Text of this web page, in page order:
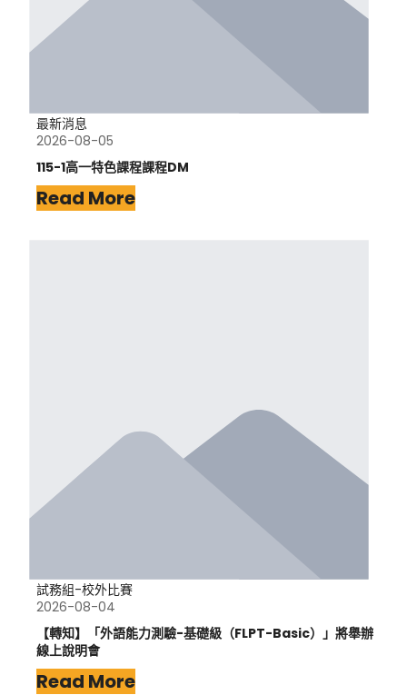
最新消息
2026-08-05
115-1高一特色課程課程DM
Read More
試務組-校外比賽
2026-08-04
【轉知】「外語能力測驗-基礎級（FLPT-Basic）」將舉辦
線上說明會
Read More